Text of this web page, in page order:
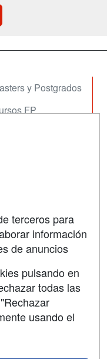
y Postgrados
FP
terceros para
información
de anuncios
pulsando en
todas las
usando el